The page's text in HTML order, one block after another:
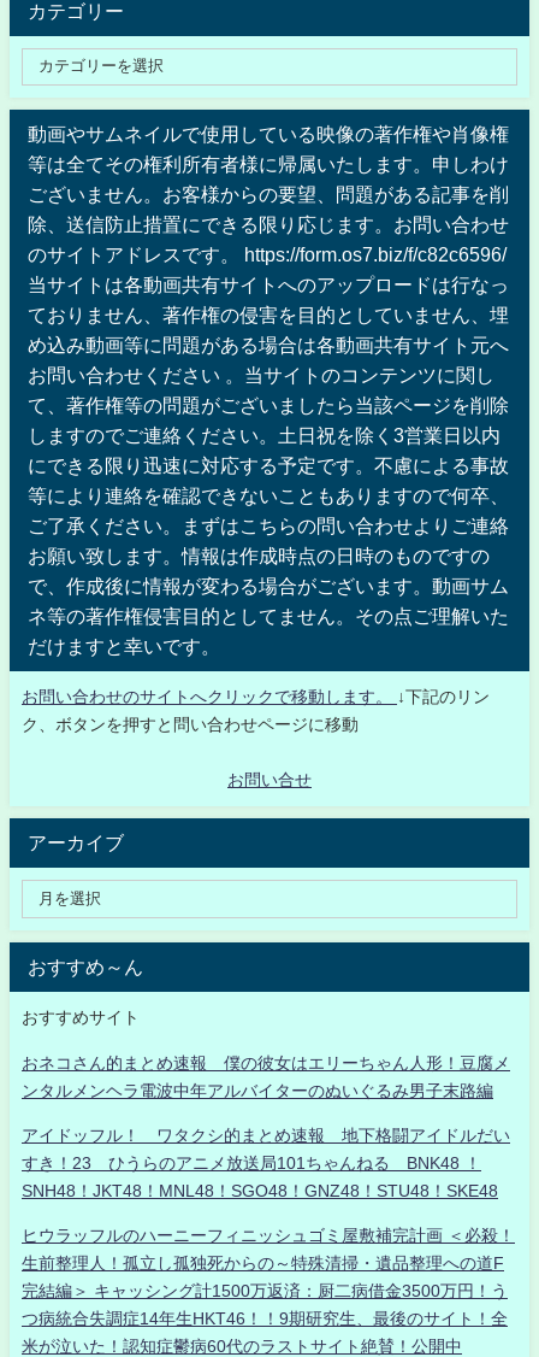
カテゴリー
動画やサムネイルで使用している映像の著作権や肖像権
等は全てその権利所有者様に帰属いたします。申しわけ
ございません。お客様からの要望、問題がある記事を削
除、送信防止措置にできる限り応じます。お問い合わせ
のサイトアドレスです。 https://form.os7.biz/f/c82c6596/
当サイトは各動画共有サイトへのアップロードは行なっ
ておりません、著作権の侵害を目的としていません、埋
め込み動画等に問題がある場合は各動画共有サイト元へ
お問い合わせください 。当サイトのコンテンツに関し
て、著作権等の問題がございましたら当該ページを削除
しますのでご連絡ください。土日祝を除く3営業日以内
にできる限り迅速に対応する予定です。不慮による事故
等により連絡を確認できないこともありますので何卒、
ご了承ください。まずはこちらの問い合わせよりご連絡
お願い致します。情報は作成時点の日時のものですの
で、作成後に情報が変わる場合がございます。動画サム
ネ等の著作権侵害目的としてません。その点ご理解いた
だけますと幸いです。
お問い合わせのサイトへクリックで移動します。
↓下記のリン
ク、ボタンを押すと問い合わせページに移動
お問い合せ
アーカイブ
おすすめ～ん
おすすめサイト
おネコさん的まとめ速報 僕の彼女はエリーちゃん人形！豆腐メ
ンタルメンヘラ電波中年アルバイターのぬいぐるみ男子末路編
アイドッフル！ ワタクシ的まとめ速報 地下格闘アイドルだい
すき！23 ひうらのアニメ放送局101ちゃんねる BNK48 ！
SNH48！JKT48！MNL48！SGO48！GNZ48！STU48！SKE48
ヒウラッフルのハーニーフィニッシュゴミ屋敷補完計画 ＜必殺！
生前整理人！孤立し孤独死からの～特殊清掃・遺品整理への道F
完結編＞ キャッシング計1500万返済：厨二病借金3500万円！う
つ病統合失調症14年生HKT46！！9期研究生、最後のサイト！全
米が泣いた！認知症鬱病60代のラストサイト絶賛！公開中